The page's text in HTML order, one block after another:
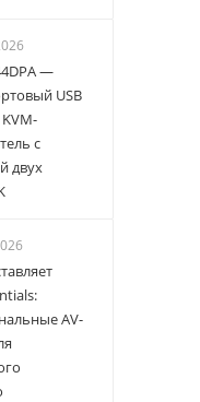
—
USB
с
двух
AV-